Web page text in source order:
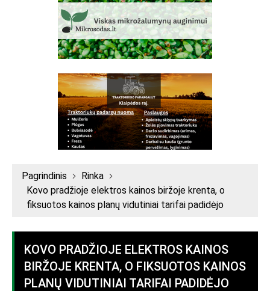
Pagrindinis
Rinka
Kovo pradžioje elektros kainos biržoje krenta, o
fiksuotos kainos planų vidutiniai tarifai padidėjo
KOVO PRADŽIOJE ELEKTROS KAINOS
BIRŽOJE KRENTA, O FIKSUOTOS KAINOS
PLANŲ VIDUTINIAI TARIFAI PADIDĖJO